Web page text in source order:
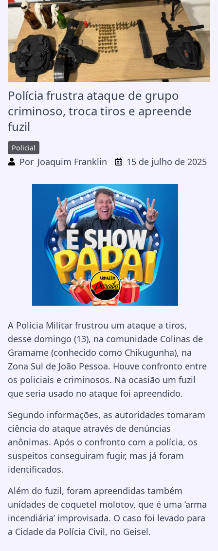
Polícia frustra ataque de grupo
criminoso, troca tiros e apreende
fuzil
Policial
Por Joaquim Franklin 15 de julho de 2025
A Polícia Militar frustrou um ataque a tiros,
desse domingo (13), na comunidade Colinas de
Gramame (conhecido como Chikugunha), na
Zona Sul de João Pessoa. Houve confronto entre
os policiais e criminosos. Na ocasião um fuzil
que seria usado no ataque foi apreendido.
Segundo informações, as autoridades tomaram
ciência do ataque através de denúncias
anônimas. Após o confronto com a polícia, os
suspeitos conseguiram fugir, mas já foram
identificados.
Além do fuzil, foram apreendidas também
unidades de coquetel molotov, que é uma ‘arma
incendiária’ improvisada. O caso foi levado para
a Cidade da Polícia Civil, no Geisel.